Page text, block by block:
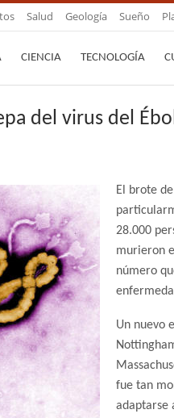
Salud Geología Sueño
CIENCIA TECNOLOGÍA
del virus del
El brote
28.000
murieron
número
Un nuevo
fue tan
adaptarse